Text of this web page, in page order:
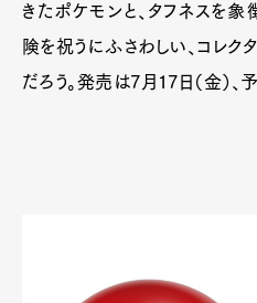
きたポケモンと、タフネスを
険を祝うにふさわしい、コレク
だろう。発売は7月17日（金）